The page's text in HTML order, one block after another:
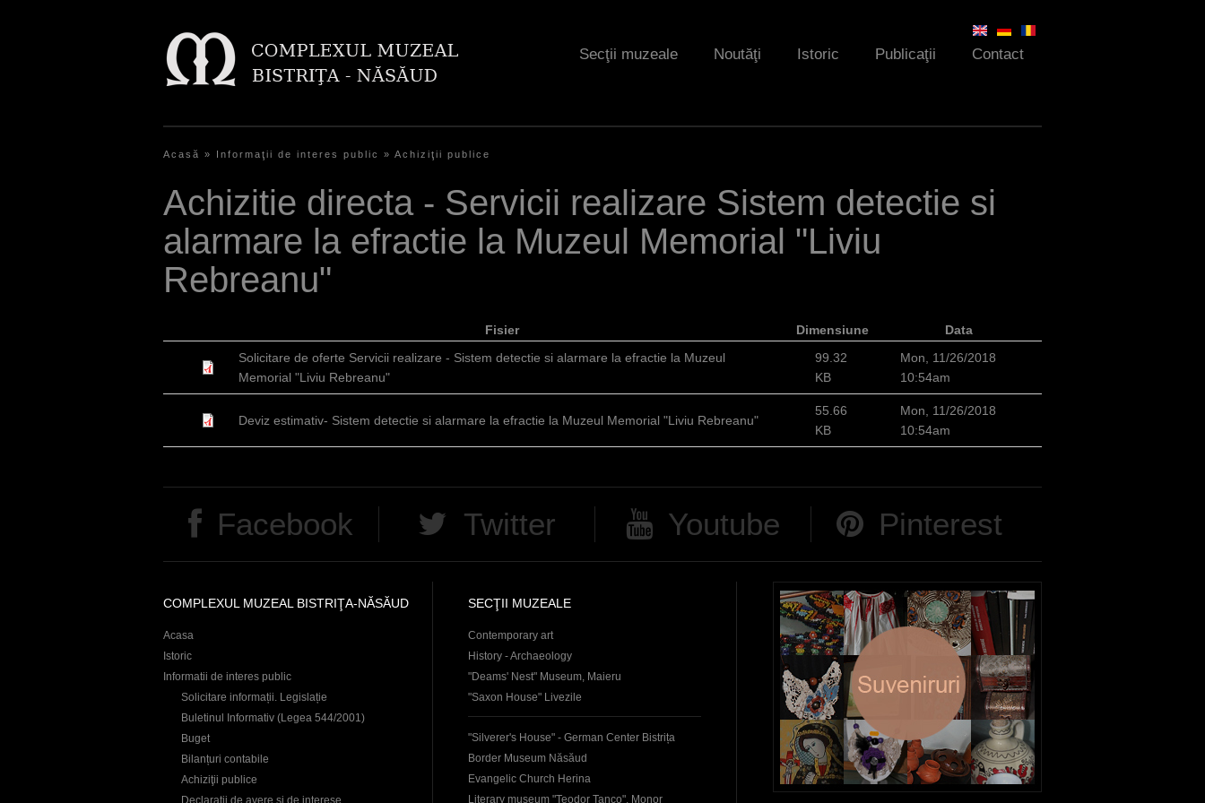
Secţii muzeale Noutăţi Istoric Publicaţii Contact
o
u
a
r
e
Acasă » Informaţii de interes public » Achiziţii publice
Achizitie directa - Servicii realizare Sistem detectie si
alarmare la efractie la Muzeul Memorial "Liviu
Rebreanu"
Fisier Dimensiune
Data
Solicitare de oferte Servicii realizare - Sistem detectie si alarmare la efractie la Muzeul
Memorial "Liviu Rebreanu"
99.32
KB
Mon, 11/26/2018
10:54am
Deviz estimativ- Sistem detectie si alarmare la efractie la Muzeul Memorial "Liviu Rebreanu"
55.66
KB
Mon, 11/26/2018
10:54am
Facebook Twitter Youtube Pinterest
COMPLEXUL MUZEAL BISTRIŢA-NĂSĂUD
Acasa
Istoric
Informatii de interes public
Solicitare informații. Legislație
Buletinul Informativ (Legea 544/2001)
Buget
Bilanțuri contabile
Achiziţii publice
Declaraţii de avere și de interese
SECŢII MUZEALE
Contemporary art
History - Archaeology
"Deams' Nest" Museum, Maieru
"Saxon House" Livezile
"Silverer's House" - German Center Bistrița
Border Museum Năsăud
Evangelic Church Herina
Literary museum "Teodor Tanco", Monor